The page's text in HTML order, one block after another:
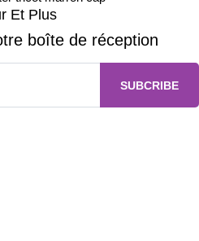
Et Plus
boîte de réception